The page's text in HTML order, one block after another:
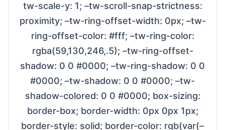
tw-scale-y: 1; –tw-scroll-snap-strictness:
proximity; –tw-ring-offset-width: 0px; –tw-
ring-offset-color: #fff; –tw-ring-color:
rgba(59,130,246,.5); –tw-ring-offset-
shadow: 0 0 #0000; –tw-ring-shadow: 0 0
#0000; –tw-shadow: 0 0 #0000; –tw-
shadow-colored: 0 0 #0000; box-sizing:
border-box; border-width: 0px 0px 1px;
border-style: solid; border-color: rgb(var(–